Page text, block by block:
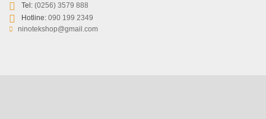
Tel: (0256) 3579 888
Hotline: 090 199 2349
ninotekshop@gmail.com